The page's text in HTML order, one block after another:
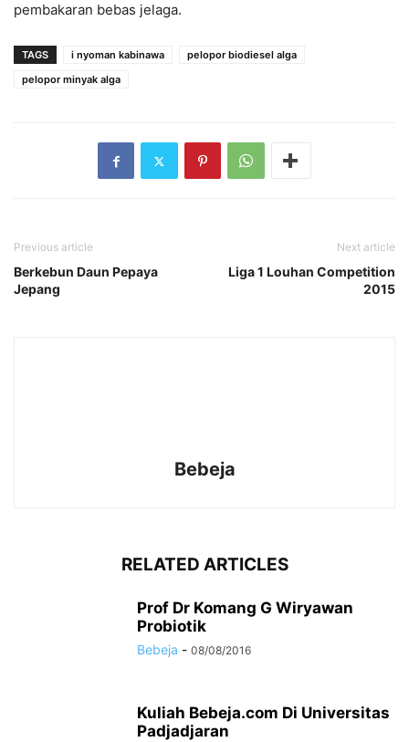
pembakaran bebas jelaga.
TAGS i nyoman kabinawa
pelopor biodiesel alga
pelopor minyak alga
Previous article
Berkebun Daun Pepaya
Jepang
Next article
Liga 1 Louhan Competition
2015
Bebeja
RELATED ARTICLES
Prof Dr Komang G Wiryawan
Probiotik
Bebeja - 08/08/2016
Kuliah Bebeja.com Di Universitas
Padjadjaran